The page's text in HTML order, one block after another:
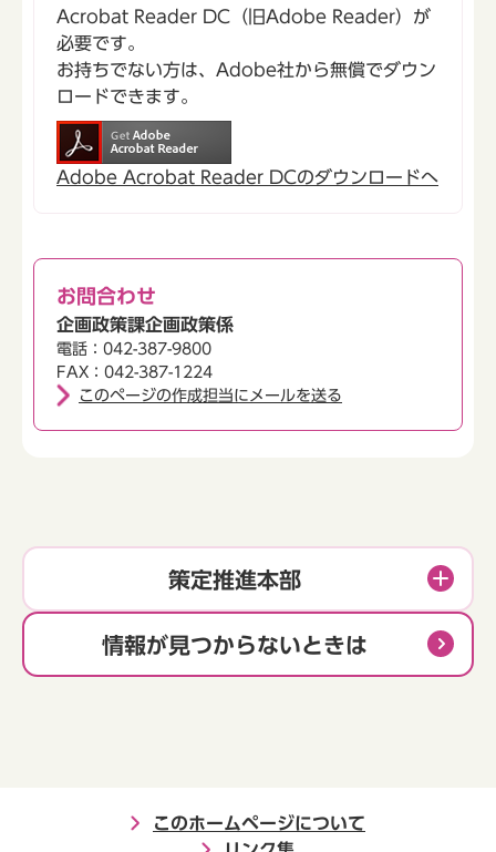
Acrobat Reader DC（旧Adobe Reader）が
必要です。
お持ちでない方は、Adobe社から無償でダウン
ロードできます。
Adobe Acrobat Reader DCのダウンロードへ
お問合わせ
企画政策課企画政策係
電話：042-387-9800
FAX：042-387-1224
このページの作成担当にメールを送る
策定推進本部
情報が見つからないときは
このホームページについて